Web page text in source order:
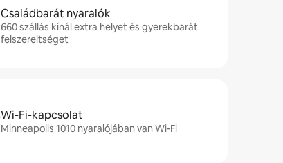
Családbarát nyaralók
660 szállás kínál extra helyet és gyerekbarát
felszereltséget
Wi-Fi-kapcsolat
Minneapolis 1010 nyaralójában van Wi-Fi